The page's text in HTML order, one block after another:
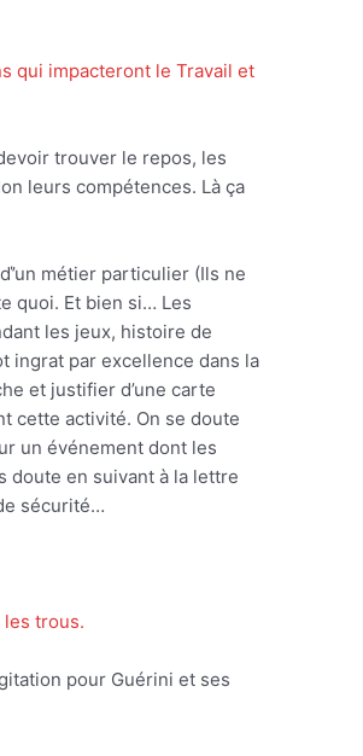
qui impacteront le Travail et
trouver le repos, les
leurs compétences. Là ça
métier particulier (Ils ne
quoi. Et bien si… Les
les jeux, histoire de
ingrat par excellence dans la
et justifier d’une carte
cette activité. On se doute
un événement dont les
doute en suivant à la lettre
sécurité…
trous.
pour Guérini et ses